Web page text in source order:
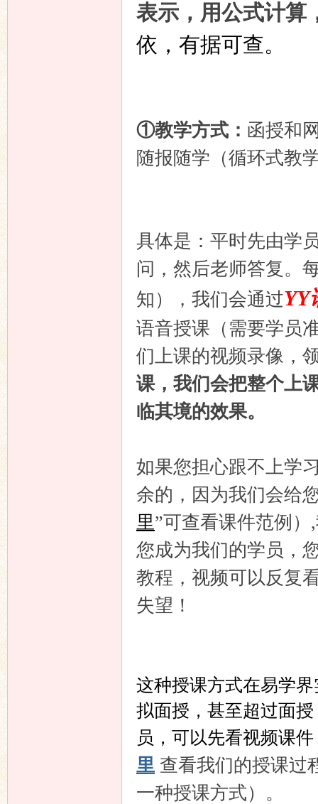
表示，用公式计算
依，有据可查。
①教学方式： 函授和
随报随学（循环式教
具体是：平时先由学
问，然后老师答复。
知），我们会通过YY
语音授课（需要学员
们上课的视频录像，
课，我们会把整个上
临其境的效果。
如果您担心跟不上学
余的，因为我们会给
里”可查看课件范例
您成为我们的学员，
教程，视频可以反复
失望！
这种授课方式在易学
拟面授，甚至超过面
员，可以先看视频课
里 查看我们的授课过
一种授课方式）。